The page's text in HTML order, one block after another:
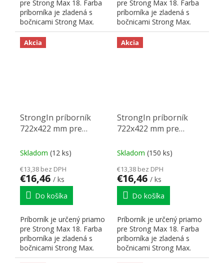
pre Strong Max 18. Farba
príborníka je zladená s
bočnicami Strong Max.
Hrúbka použitého...
pre Strong Max 18. Farba
príborníka je zladená s
bočnicami Strong Max.
Hrúbka použitého...
Akcia
StrongIn príborník
722x422 mm pre
Skladom (12 ks)
€13,38 bez DPH
€16,46 / ks
Do košíka
Príborník je určený priamo
pre Strong Max 18. Farba
príborníka je zladená s
bočnicami Strong Max.
Hrúbka použitého...
Akcia
StrongIn príborník
722x422 mm pre
Skladom (150 ks)
€13,38 bez DPH
€16,46 / ks
Do košíka
Príborník je určený priamo
pre Strong Max 18. Farba
príborníka je zladená s
bočnicami Strong Max.
Hrúbka použitého...